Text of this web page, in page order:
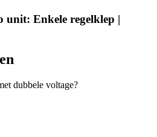
unit: Enkele regelklep |
dubbele voltage?